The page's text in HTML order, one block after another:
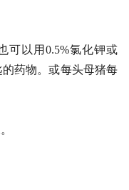
可以用0.5%氯化钾或
药物。或每头母猪每